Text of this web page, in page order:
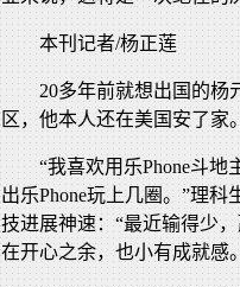
本刊记者/杨正莲
20多年前就想出国的杨
区，他本人还在美国安了家
“我喜欢用乐Phone斗
出乐Phone玩上几圈。”理
技进展神速：“最近输得少
在开心之余，也小有成就感